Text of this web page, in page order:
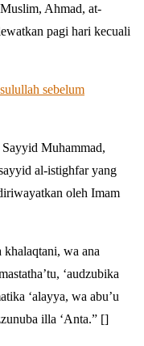
Ahmad, at-
pagi hari kecuali
sebelum
Muhammad,
al-istighfar yang
wa ana
‘audzubika
‘alayya, wa abu’u
illa ‘Anta.” []